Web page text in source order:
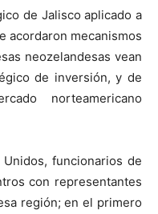
de Jalisco aplicado a
acordaron mecanismos
neozelandesas vean
de inversión, y de
norteamericano
funcionarios de
con representantes
región; en el primero